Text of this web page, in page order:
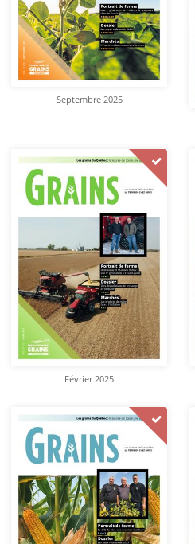
Septembre 2025
Février 2025